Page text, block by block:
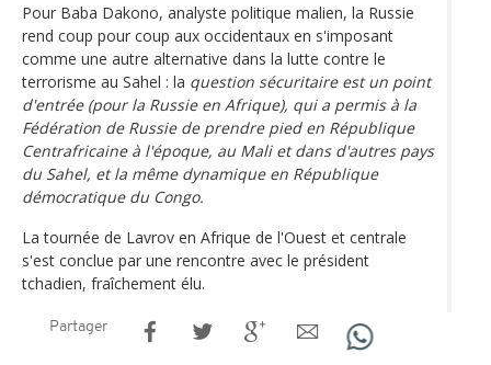
Pour Baba Dakono, analyste politique malien, la Russie
rend coup pour coup aux occidentaux en s'imposant
comme une autre alternative dans la lutte contre le
terrorisme au Sahel : la question sécuritaire est un point
d'entrée (pour la Russie en Afrique), qui a permis à la
Fédération de Russie de prendre pied en République
Centrafricaine à l'époque, au Mali et dans d'autres pays
du Sahel, et la même dynamique en République
démocratique du Congo.
La tournée de Lavrov en Afrique de l'Ouest et centrale
s'est conclue par une rencontre avec le président
tchadien, fraîchement élu.
Partager